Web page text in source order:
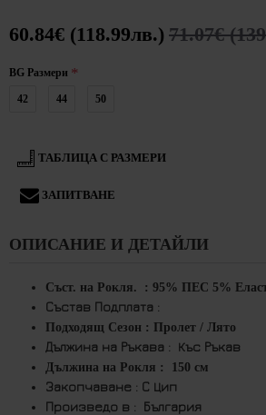
60.84€ (118.99лв.) 71.07€
BG Размери
42 44 50
ТАБЛИЦА С РАЗМЕРИ
ЗАПИТВАНЕ
ОПИСАНИЕ И ДЕТАЙЛИ
Съст. на Рокля. : 95% ПЕС 5%
Състав Подплата :
Подходящ Сезон : Пролет / Лято
Дължина на Ръкава : Къс Ръкав
Дължина на Рокля : 150 см
Закопчаване : С Цип
Произведо в : България